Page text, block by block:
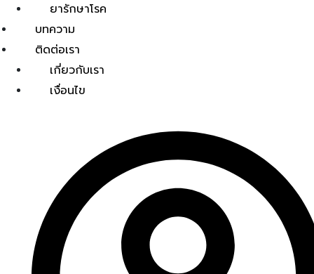
ยารักษาโรค
บทความ
ติดต่อเรา
เกี่ยวกับเรา
เงื่อนไข